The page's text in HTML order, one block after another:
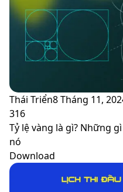
Thái Triển8 Tháng 11,
316
Tỷ lệ vàng là gì? Những
nó
Download